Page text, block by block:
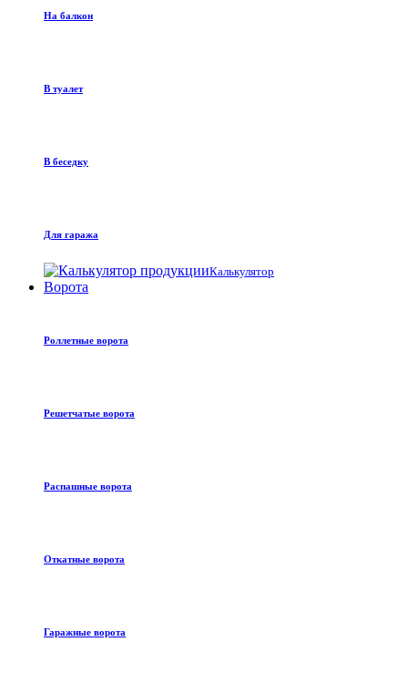
На балкон
В туалет
В беседку
Для гаража
Калькулятор
Ворота
Роллетные ворота
Решетчатые ворота
Распашные ворота
Откатные ворота
Гаражные ворота